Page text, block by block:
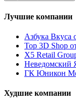
Лучшие компании
Азбука Вкуса
Top 3D Shop
X5 Retail
Неведомский
ГК Юникон
Худшие компании